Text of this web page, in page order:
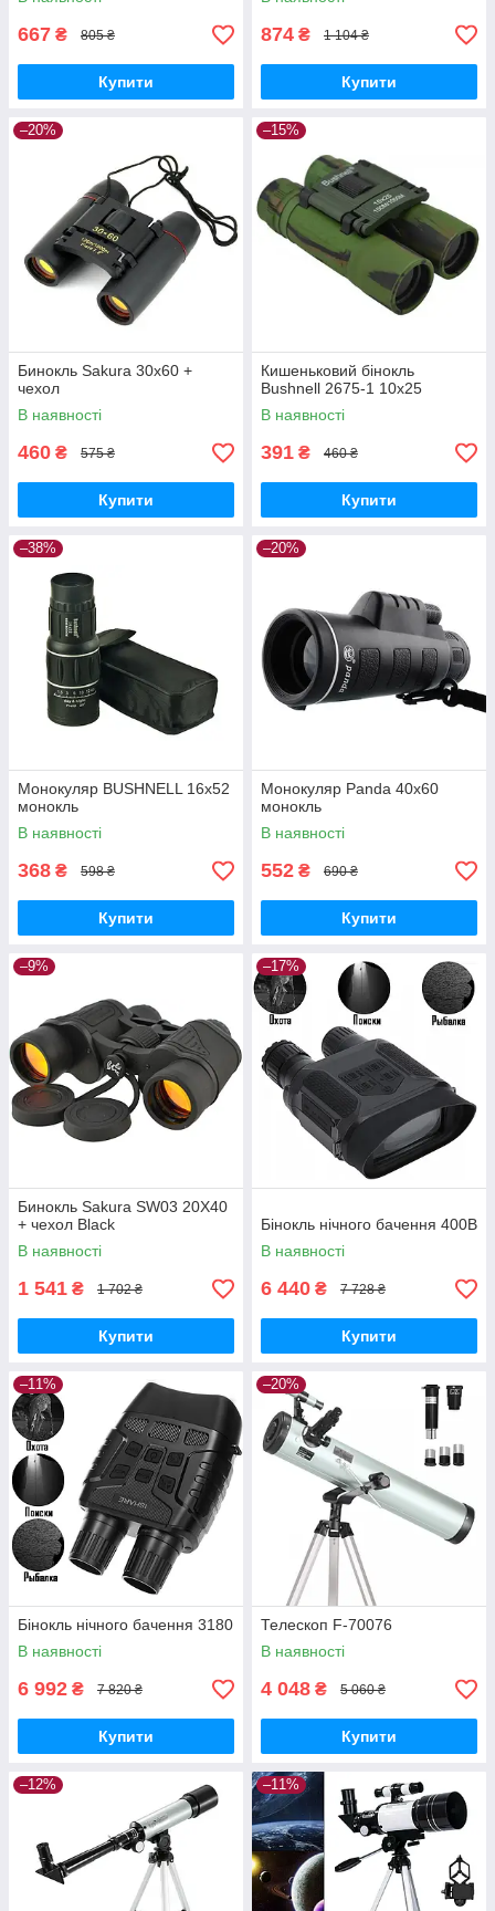
667 ₴ 805 ₴
Купити
874 ₴ 1 104 ₴
Купити
–20%
Бинокль Sakura 30x60 +
чехол
В наявності
460 ₴ 575 ₴
Купити
–15%
Кишеньковий бінокль
Bushnell 2675-1 10x25
В наявності
391 ₴ 460 ₴
Купити
–38%
Монокуляр BUSHNELL 16x52
монокль
В наявності
368 ₴ 598 ₴
Купити
–20%
Монокуляр Panda 40x60
монокль
В наявності
552 ₴ 690 ₴
Купити
–9%
Бинокль Sakura SW03 20X40
+ чехол Black
В наявності
1 541 ₴ 1 702 ₴
Купити
–17%
Бінокль нічного бачення 400B
В наявності
6 440 ₴ 7 728 ₴
Купити
–11%
Бінокль нічного бачення 3180
В наявності
6 992 ₴ 7 820 ₴
Купити
–20%
Телескоп F-70076
В наявності
4 048 ₴ 5 060 ₴
Купити
–12% –11%